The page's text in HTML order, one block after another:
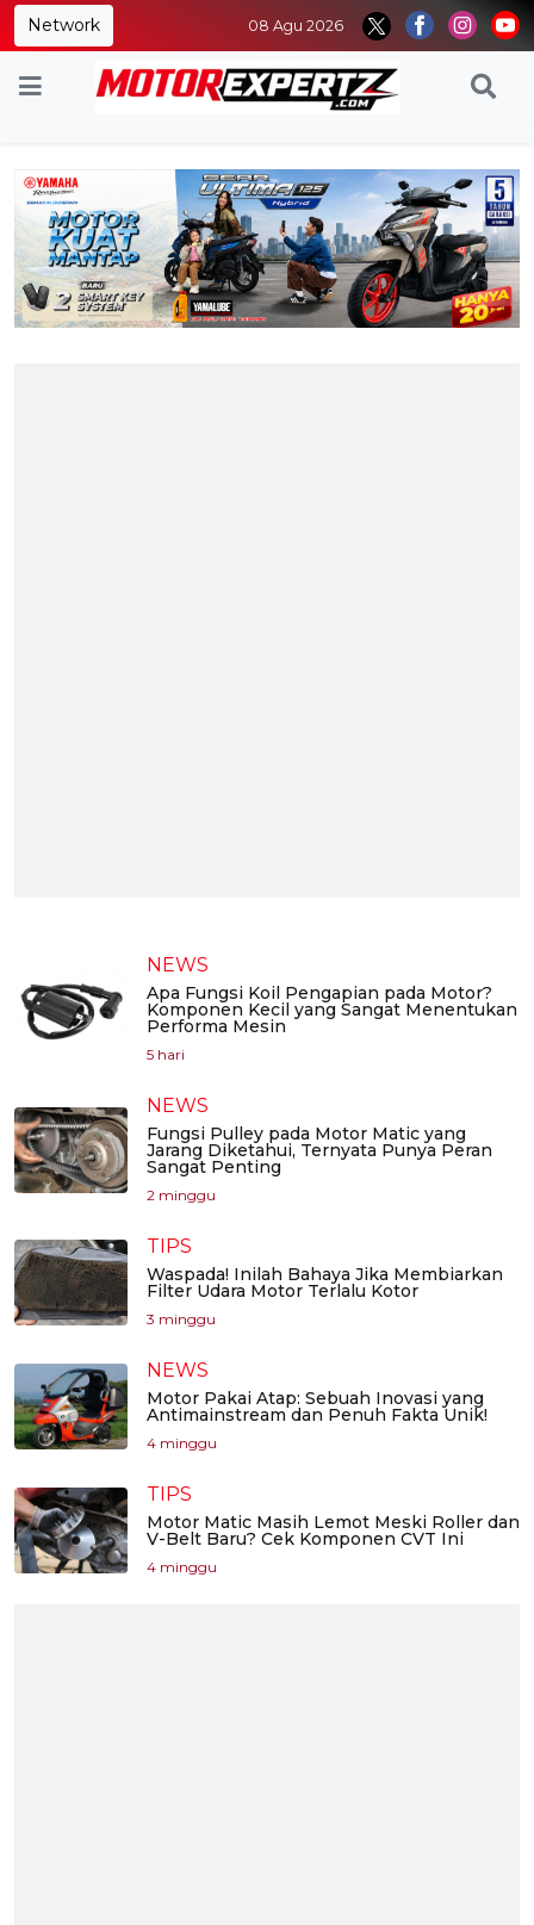
Network 08 Agu 2026
NEWS
Apa Fungsi Koil Pengapian pada Motor?
Komponen Kecil yang Sangat Menentukan
Performa Mesin
5 hari
NEWS
Fungsi Pulley pada Motor Matic yang
Jarang Diketahui, Ternyata Punya Peran
Sangat Penting
2 minggu
TIPS
Waspada! Inilah Bahaya Jika Membiarkan
Filter Udara Motor Terlalu Kotor
3 minggu
NEWS
Motor Pakai Atap: Sebuah Inovasi yang
Antimainstream dan Penuh Fakta Unik!
4 minggu
TIPS
Motor Matic Masih Lemot Meski Roller dan
V-Belt Baru? Cek Komponen CVT Ini
4 minggu